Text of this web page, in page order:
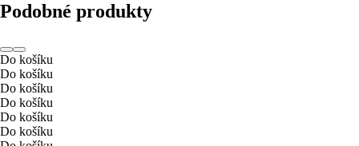
Podobné produkty
Do košíku
Do košíku
Do košíku
Do košíku
Do košíku
Do košíku